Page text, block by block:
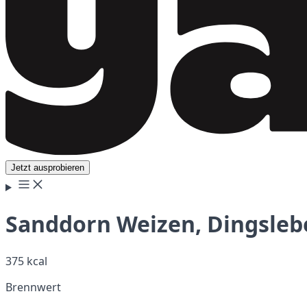
Jetzt ausprobieren
Sanddorn Weizen,
375 kcal
Brennwert